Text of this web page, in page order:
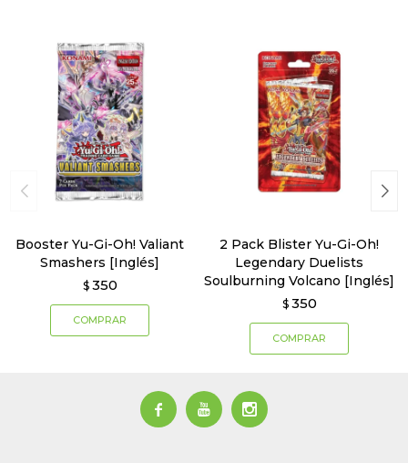
Booster Yu-Gi-Oh! Valiant
Smashers [Inglés]
$ 350
2 Pack Blister Yu-Gi-Oh!
Legendary Duelists
Soulburning Volcano [Inglés]
$ 350
  